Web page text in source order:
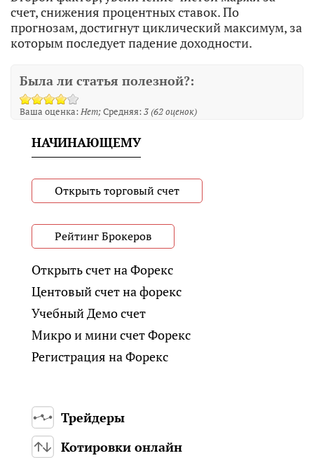
счет, снижения процентных ставок. По
прогнозам, достигнут циклический максимум, за
которым последует падение доходности.
Была ли статья полезной?:
Ваша оценка:Нет Средняя:3(62оценок)
НАЧИНАЮЩЕМУ
Открыть торговый счет
Рейтинг Брокеров
Открыть счет на Форекс
Центовый счет на форекс
Учебный Демо счет
Микро и мини счет Форекс
Регистрация на Форекс
Трейдеры
Котировки онлайн